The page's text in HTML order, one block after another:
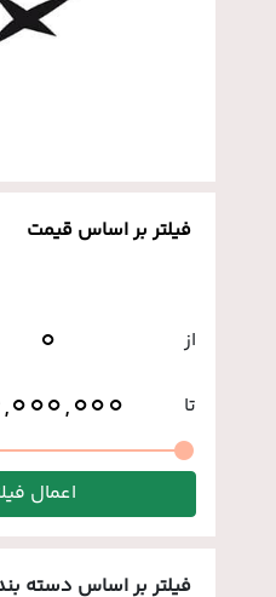
فیلتر بر اساس قیمت
از
تا
اعمال
فیلتر بر اساس دسته